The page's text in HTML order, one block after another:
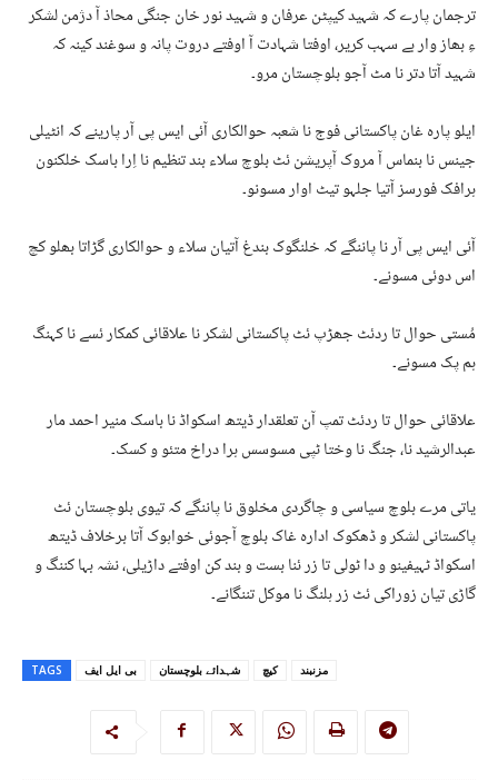
ترجمان پارے کہ شہید کیپٹن عرفان و شہید نور خان جنگی محاذ آ دژمن لشکر
ءِ بھاز وار بے سہب کریر، اوفتا شہادت آ اوفتے دروت پانہ و سوغند کینہ کہ
شہید آتا دتر نا مٹ آجو بلوچستان مرو۔
ایلو پارہ غان پاکستانی فوج نا شعبہ حوالکاری آئی ایس پی آر پارینے کہ انٹیلی
جینس نا بنماس آ مروک آپریشن ئٹ بلوچ سلاء بند تنظیم نا اِرا باسک خلکنون
ہرافک فورسز آتیا جلہو تیٹ اوار مسونو۔
آئی ایس پی آر نا پاننگے کہ خلنگوک بندغ آتیان سلاء و حوالکاری گڑاتا بھلو کچ
اس دوئی مسونے۔
مُستی حوال تا ردئٹ جھڑپ ئٹ پاکستانی لشکر نا علاقائی کمکار ئسے نا کہنگ
ہم پک مسونے۔
علاقائی حوال تا ردئٹ تمپ آن تعلقدار ڈیتھ اسکواڈ نا باسک منیر احمد مار
عبدالرشید نا، جنگ نا وختا ٹپی مسوسس ہرا دراخ متئو و کسک۔
یاتی مرے بلوچ سیاسی و چاگردی مخلوق نا پاننگے کہ تیوی بلوچستان ئٹ
پاکستانی لشکر و ڈھکوک ادارہ غاک بلوچ آجوئی خواہوک آتا برخلاف ڈیتھ
اسکواڈ ٹہیفینو و دا ٹولی تا زر ئنا بست و بند کن اوفتے داڑیلی، نشہ بہا کننگ و
گاڑی تیان زوراکی ئٹ زر ہلنگ نا موکل تننگانے۔
TAGS بی ایل ایف شہدائے بلوچستان کیچ مزنبند